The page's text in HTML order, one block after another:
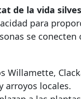
de la vida
para
se
arroyos locales.